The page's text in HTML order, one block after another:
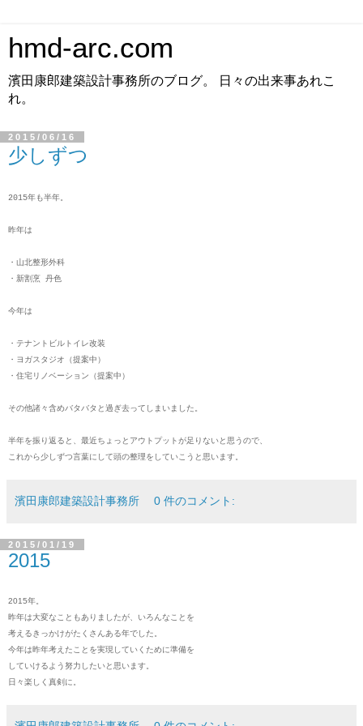
hmd-arc.com
濱田康郎建築設計事務所のブログ。 日々の出来事あれこ
れ。
2015/06/16
少しずつ
2015年も半年。
昨年は
・山北整形外科
・新割烹 丹色
今年は
・テナントビルトイレ改装
・ヨガスタジオ（提案中）
・住宅リノベーション（提案中）
その他諸々含めバタバタと過ぎ去ってしまいました。
半年を振り返ると、最近ちょっとアウトプットが足りないと思うので、
これから少しずつ言葉にして頭の整理をしていこうと思います。
濱田康郎建築設計事務所 0 件のコメント:
2015/01/19
2015
2015年。
昨年は大変なこともありましたが、いろんなことを
考えるきっかけがたくさんある年でした。
今年は昨年考えたことを実現していくために準備を
していけるよう努力したいと思います。
日々楽しく真剣に。